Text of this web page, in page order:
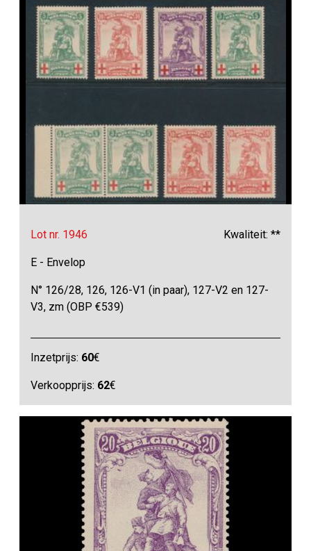
Lot nr. 1946 Kwaliteit: **
E - Envelop
N° 126/28, 126, 126-V1 (in paar), 127-V2 en 127-
V3, zm (OBP €539)
Inzetprijs: 60€
Verkoopprijs: 62€